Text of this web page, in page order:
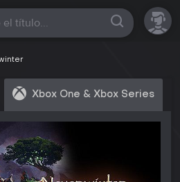
Xbox One & Xbox Series